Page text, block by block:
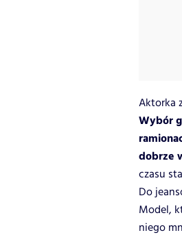
Aktorka
Wybór
dobrze
czasu
Do
Model,
niego